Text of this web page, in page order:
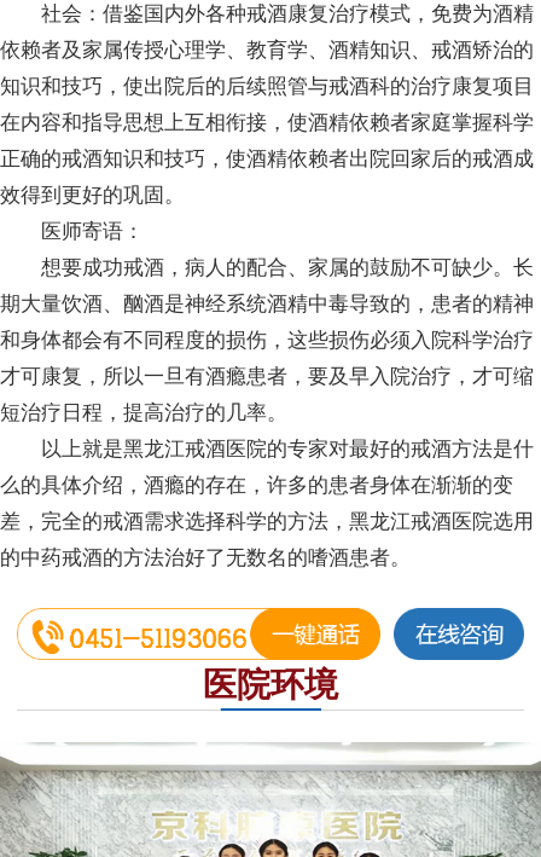
社会：借鉴国内外各种戒酒康复治疗模式，免费为酒精
依赖者及家属传授心理学、教育学、酒精知识、戒酒矫治的
知识和技巧，使出院后的后续照管与戒酒科的治疗康复项目
在内容和指导思想上互相衔接，使酒精依赖者家庭掌握科学
正确的戒酒知识和技巧，使酒精依赖者出院回家后的戒酒成
效得到更好的巩固。
医师寄语：
想要成功戒酒，病人的配合、家属的鼓励不可缺少。长
期大量饮酒、酗酒是神经系统酒精中毒导致的，患者的精神
和身体都会有不同程度的损伤，这些损伤必须入院科学治疗
才可康复，所以一旦有酒瘾患者，要及早入院治疗，才可缩
短治疗日程，提高治疗的几率。
以上就是黑龙江戒酒医院的专家对最好的戒酒方法是什
么的具体介绍，酒瘾的存在，许多的患者身体在渐渐的变
差，完全的戒酒需求选择科学的方法，黑龙江戒酒医院选用
的中药戒酒的方法治好了无数名的嗜酒患者。
医院环境